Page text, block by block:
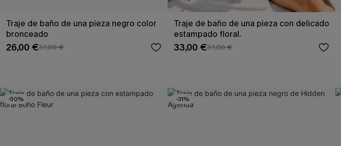
Traje de baño de una pieza negro color
bronceado
26,00 €37,00 €
Traje de baño de una pieza con delicado
estampado floral.
33,00 €37,00 €
-50% -31%